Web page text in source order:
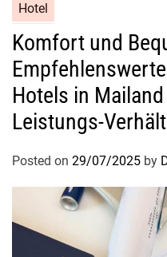
Hotel
Komfort und
Hotels in
Leistungs-
Posted on 29/07/2025 by